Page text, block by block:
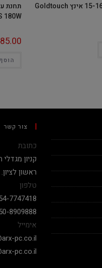
180W
צור קשר
כתובת
ראשון לציון.
טלפון
7747418
8909888
אימייל
pc.co.il
pc.co.il